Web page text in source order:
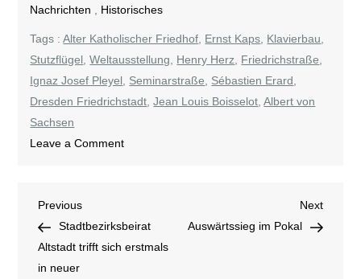
Nachrichten , Historisches
Tags :Alter Katholischer Friedhof, Ernst Kaps, Klavierbau,
Stutzflügel,Weltausstellung, Henry Herz, Friedrichstraße,
Ignaz Josef Pleyel, Seminarstraße, Sébastien Erard,
Dresden Friedrichstadt,Jean Louis Boisselot,Albert von
Sachsen
Leave a Commenton
Beitragsnavigation
Previous
Post
Previous
Stadtbezirksbeirat
Altstadt trifft sich erstmals
in neuer
Next
Post
Next
Auswärtssieg im Pokal